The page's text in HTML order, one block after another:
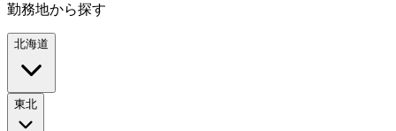
勤務地から探す
北海道
東北